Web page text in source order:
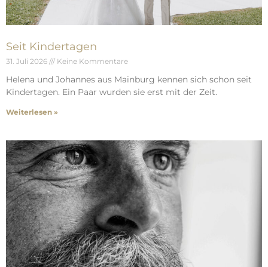
Seit Kindertagen
31. Juli 2026 Keine Kommentare
Helena und Johannes aus Mainburg kennen sich schon seit
Kindertagen. Ein Paar wurden sie erst mit der Zeit.
Weiterlesen »